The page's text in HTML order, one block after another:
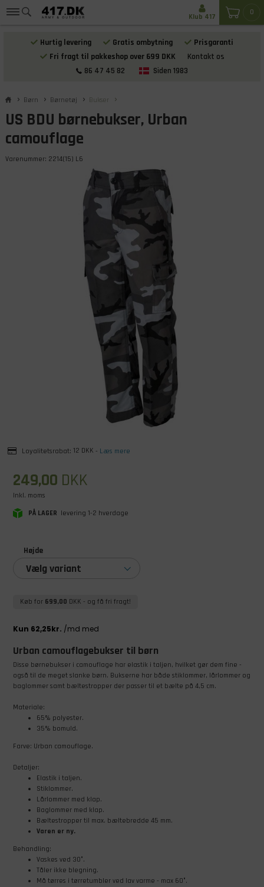
Hurtig levering Gratis ombytning
Prisgaranti
Fri fragt til pakkeshop over 699 DKK
Kontakt os
86 47 45 82
Siden 1983
0
Klub 417
Børn Børnetøj Bukser
US BDU børnebukser, Urban
camouflage
Varenummer: 2214(15) L6
Loyalitetsrabat: 12 DKK - Læs mere
249,00 DKK
Inkl. moms
PÅ LAGER levering 1-2 hverdage
Højde
Vælg variant
Køb for 699,00 DKK - og få fri fragt!
Urban camouflagebukser til børn
Disse børnebukser i camouflage har elastik i taljen, hvilket gør dem fine -
også til de meget slanke børn. Bukserne har både stiklommer, lårlommer og
baglommer samt bæltestropper der passer til et bælte på 4,5 cm.
Materiale:
65% polyester.
35% bomuld.
Farve: Urban camouflage.
Detaljer:
Elastik i taljen.
Stiklommer.
Lårlommer med klap.
Baglommer med klap.
Bæltestropper til max. bæltebredde 45 mm.
Varen er ny.
Behandling:
Vaskes ved 30°.
Tåler ikke blegning.
Må tørres i tørretumbler ved lav varme - max 60°.